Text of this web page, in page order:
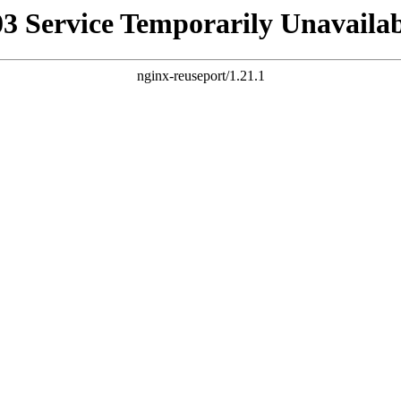
Service Temporarily
nginx-reuseport/1.21.1